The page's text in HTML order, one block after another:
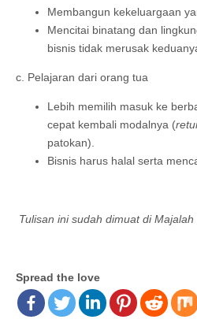
Membangun kekeluargaan
Mencitai binatang dan
bisnis tidak merusak
c. Pelajaran dari orang tua
Lebih memilih masuk ke
cepat kembali modalnya (
patokan).
Bisnis harus halal serta
Tulisan ini sudah dimuat di
Spread the love